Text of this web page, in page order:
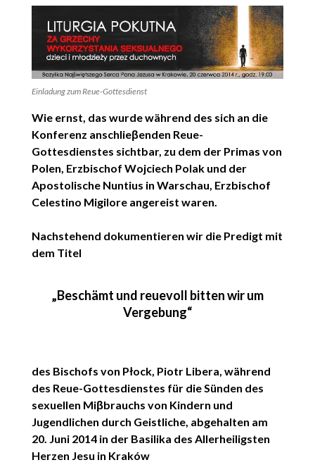
Einladung zum Reue-Gottesdienst
Wie ernst, das wurde während des sich an die
Konferenz anschlieβenden Reue-
Gottesdienstes sichtbar, zu dem der Primas von
Polen, Erzbischof Wojciech Polak und der
Apostolische Nuntius in Warschau, Erzbischof
Celestino Migilore angereist waren.
Nachstehend dokumentieren wir die Predigt mit
dem Titel
„Beschämt und reuevoll bitten wir um
Vergebung“
des Bischofs von Płock, Piotr Libera, während
des Reue-Gottesdienstes für die Sünden des
sexuellen Miβbrauchs von Kindern und
Jugendlichen durch Geistliche, abgehalten am
20. Juni 2014 in der Basilika des Allerheiligsten
Herzen Jesu in Kraków